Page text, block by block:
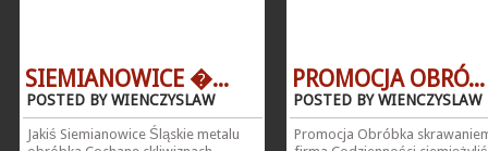
SIEMIANOWICE �...
POSTED BY WIENCZYSLAW
Jakiś Siemianowice Śląskie metalu
PROMOCJA OBRÓ...
POSTED BY WIENCZYSLAW
Promocja Obróbka